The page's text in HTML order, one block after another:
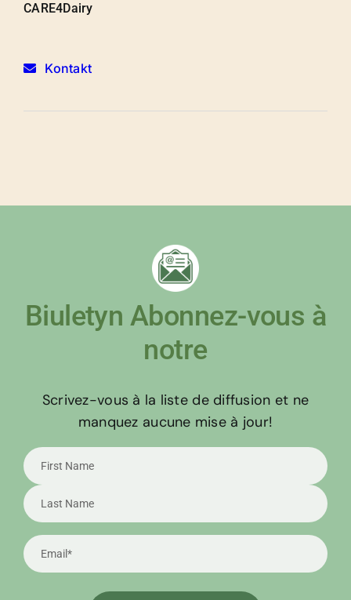
CARE4Dairy
Kontakt
Biuletyn Abonnez-vous à
notre
Scrivez-vous à la liste de diffusion et ne
manquez aucune mise à jour!